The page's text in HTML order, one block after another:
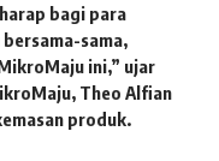
bagi para
sama,
ini,” ujar
Theo Alfian
produk.